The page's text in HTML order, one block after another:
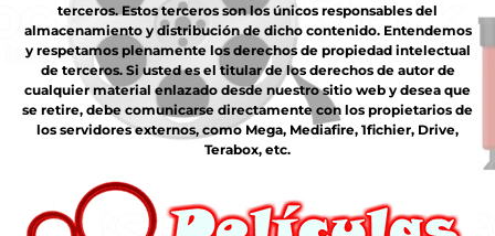
terceros. Estos terceros son los únicos responsables del
almacenamiento y distribución de dicho contenido. Entendemos
y respetamos plenamente los derechos de propiedad intelectual
de terceros. Si usted es el titular de los derechos de autor de
cualquier material enlazado desde nuestro sitio web y desea que
se retire, debe comunicarse directamente con los propietarios de
los servidores externos, como Mega, Mediafire, 1fichier, Drive,
Terabox, etc.